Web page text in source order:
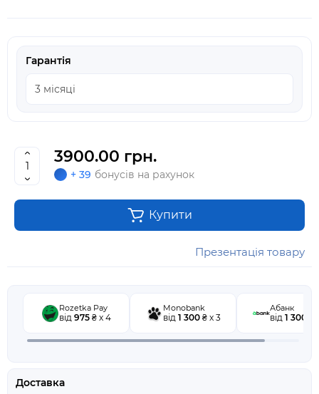
Гарантія
3900.00 грн.
+ 39 бонусів на рахунок
Купити
Презентація товару
Rozetka Pay
від 975₴ x 4
Monobank
від 1 300₴ x 3
Абанк
від 1 300
Доставка